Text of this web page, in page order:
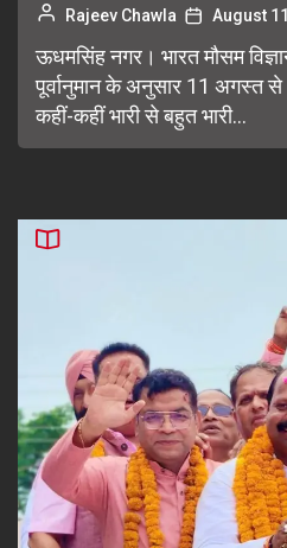
Rajeev Chawla August
ऊधमसिंह नगर। भारत मौसम विज्ञान
पूर्वानुमान के अनुसार 11 अगस्त
कहीं-कहीं भारी से बहुत भारी...